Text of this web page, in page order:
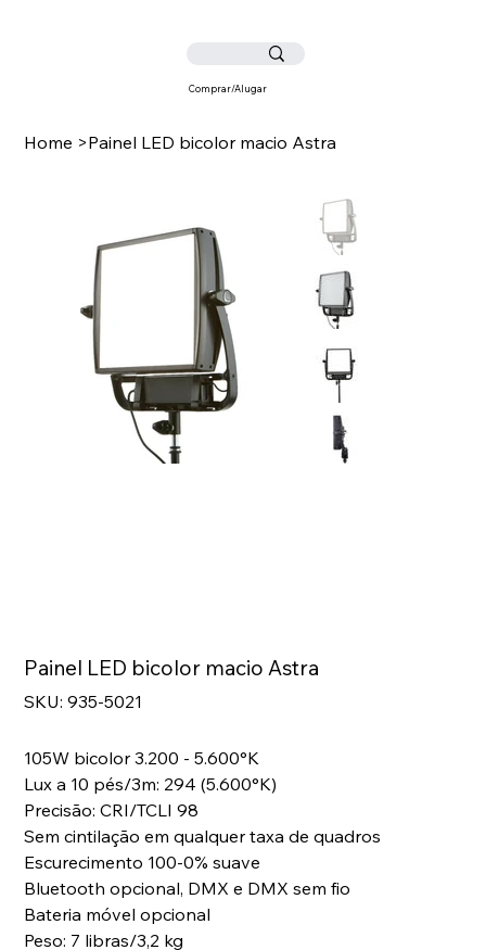
Comprar/Alugar
Home >Painel LED bicolor macio Astra
Painel LED bicolor macio Astra
SKU: SKU
935-
935-5021
105W bicolor 3.200 - 5.600°K
Lux a 10 pés/3m: 294 (5.600°K)
Precisão: CRI/TCLI 98
Sem cintilação em qualquer taxa de quadros
Escurecimento 100-0% suave
Bluetooth opcional, DMX e DMX sem fio
Bateria móvel opcional
Peso: 7 libras/3,2 kg